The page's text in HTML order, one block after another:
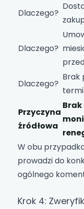
Dlaczego?
Dlaczego?
Dlaczego?
Brak
Przyczyna
źródłowa
W obu
prowadzi do
ogólnego
Krok 4: